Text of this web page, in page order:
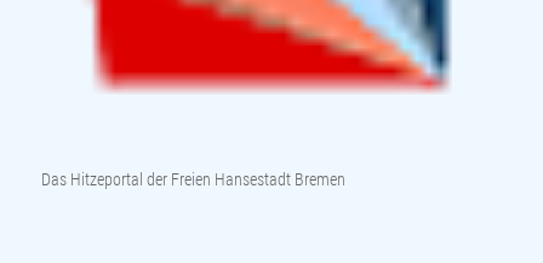
Das Hitzeportal der Freien Hansestadt Bremen